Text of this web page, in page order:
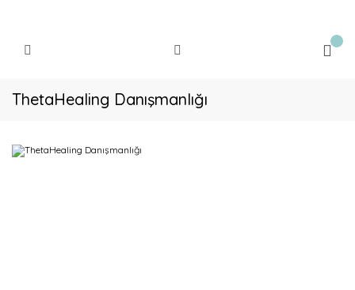
ThetaHealing Danışmanlığı